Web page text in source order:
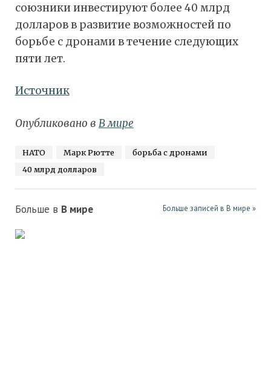
союзники инвестируют более 40 млрд
долларов в развитие возможностей по
борьбе с дронами в течение следующих
пяти лет.
Источник
Опубликовано в В мире
НАТО Марк Рютте
борьба с дронами
40 млрд долларов
Больше в В мире Больше записей в В мире »